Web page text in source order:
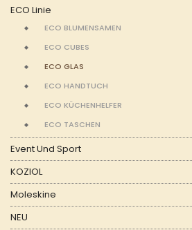
ECO Linie
ECO BLUMENSAMEN
ECO CUBES
ECO GLAS
ECO HANDTUCH
ECO KÜCHENHELFER
ECO TASCHEN
Event Und Sport
KOZIOL
Moleskine
NEU